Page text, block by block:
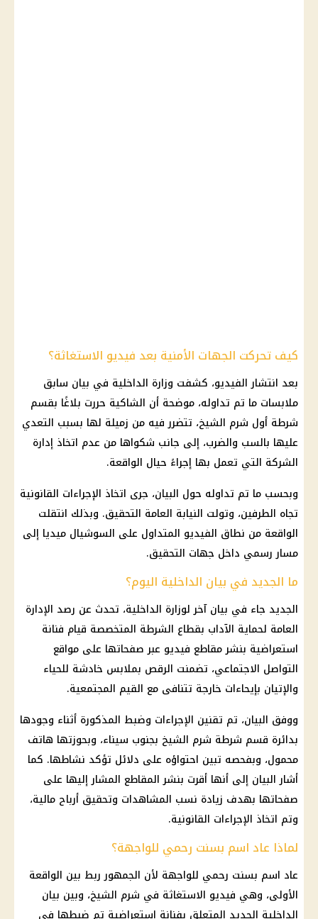
كيف تحركت الجهات الأمنية بعد فيديو الاستغاثة؟
بعد انتشار الفيديو، كشفت وزارة الداخلية في بيان سابق
ملابسات ما تم تداوله، موضحة أن الشاكية حررت بلاغًا بقسم
شرطة أول شرم الشيخ، تتضرر فيه من زميلة لها بسبب التعدي
عليها بالسب والضرب، إلى جانب شكواها من عدم اتخاذ إدارة
الشركة التي تعمل بها إجراءً حيال الواقعة.
وبحسب ما تم تداوله حول البيان، جرى اتخاذ الإجراءات القانونية
تجاه الطرفين، وتولت النيابة العامة التحقيق. وبذلك انتقلت
الواقعة من نطاق الفيديو المتداول على السوشيال ميديا إلى
مسار رسمي داخل جهات التحقيق.
ما الجديد في بيان الداخلية اليوم؟
الجديد جاء في بيان آخر لوزارة الداخلية، تحدث عن رصد الإدارة
العامة لحماية الآداب بقطاع الشرطة المتخصصة قيام فنانة
استعراضية بنشر مقاطع فيديو عبر صفحاتها على مواقع
التواصل الاجتماعي، تضمنت الرقص بملابس خادشة للحياء
والإتيان بإيحاءات خارجة تتنافى مع القيم المجتمعية.
ووفق البيان، تم تقنين الإجراءات وضبط المذكورة أثناء وجودها
بدائرة قسم شرطة شرم الشيخ بجنوب سيناء، وبحوزتها هاتف
محمول، وبفحصه تبين احتواؤه على دلائل تؤكد نشاطها. كما
أشار البيان إلى أنها أقرت بنشر المقاطع المشار إليها على
صفحاتها بهدف زيادة نسب المشاهدات وتحقيق أرباح مالية،
وتم اتخاذ الإجراءات القانونية.
لماذا عاد اسم بسنت رحمي للواجهة؟
عاد اسم بسنت رحمي للواجهة لأن الجمهور ربط بين الواقعة
الأولى، وهي فيديو الاستغاثة في شرم الشيخ، وبين بيان
الداخلية الجديد المتعلق بفنانة استعراضية تم ضبطها في